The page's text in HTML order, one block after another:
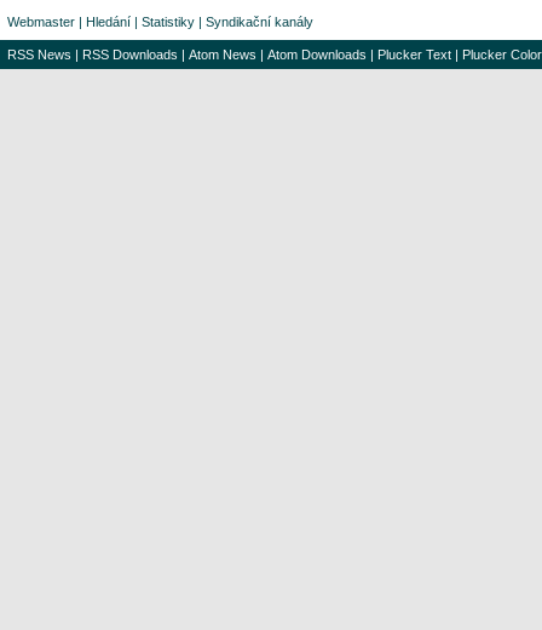
Webmaster | Hledání | Statistiky | Syndikační kanály
RSS News | RSS Downloads | Atom News | Atom Downloads | Plucker Text | Plucker Color